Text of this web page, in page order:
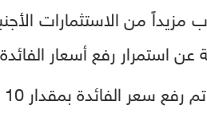
من الاستثمارات
استمرار رفع أسعار